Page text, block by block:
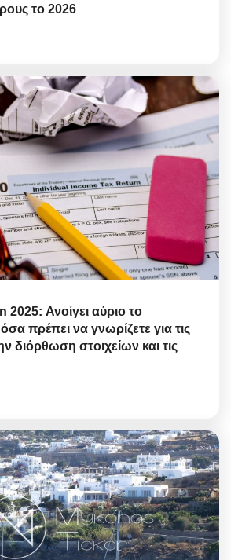
το 2026
2025: Ανοίγει αύριο το
πρέπει να γνωρίζετε για τις
διόρθωση στοιχείων και τις